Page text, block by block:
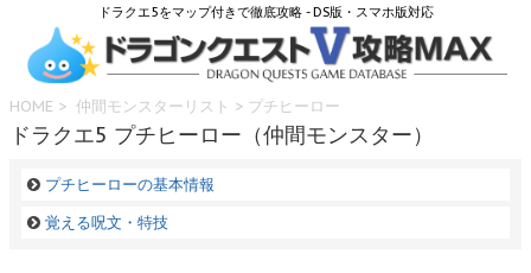
ドラクエ5をマップ付きで徹底攻略 - DS版・スマホ版対応
HOME > 仲間モンスターリスト > プチヒーロー
ドラクエ5 プチヒーロー（仲間モンスター）
プチヒーローの基本情報
覚える呪文・特技